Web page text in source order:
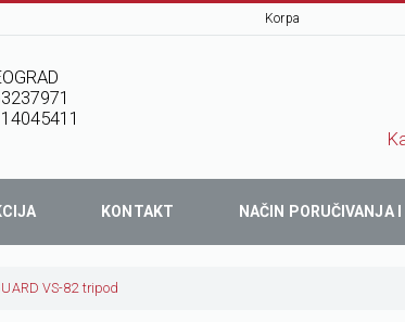
Korpa
KONTAKT NAČIN PORUČIVANJA
VS-82 tripod